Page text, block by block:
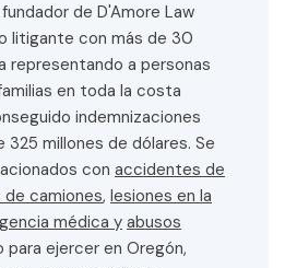
de D'Amore Law
litigante con más de 30
representando a personas
en toda la costa
indemnizaciones
325 millones de dólares. Se
con accidentes de
camiones, lesiones en la
médica y abusos
para ejercer en Oregón,